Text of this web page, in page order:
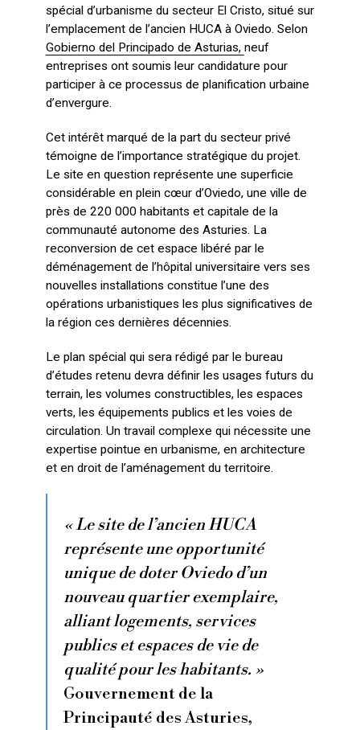
spécial d’urbanisme du secteur El Cristo, situé sur
l’emplacement de l’ancien HUCA à Oviedo. Selon
Gobierno del Principado de Asturias, neuf
entreprises ont soumis leur candidature pour
participer à ce processus de planification urbaine
d’envergure.
Cet intérêt marqué de la part du secteur privé
témoigne de l’importance stratégique du projet.
Le site en question représente une superficie
considérable en plein cœur d’Oviedo, une ville de
près de 220 000 habitants et capitale de la
communauté autonome des Asturies. La
reconversion de cet espace libéré par le
déménagement de l’hôpital universitaire vers ses
nouvelles installations constitue l’une des
opérations urbanistiques les plus significatives de
la région ces dernières décennies.
Le plan spécial qui sera rédigé par le bureau
d’études retenu devra définir les usages futurs du
terrain, les volumes constructibles, les espaces
verts, les équipements publics et les voies de
circulation. Un travail complexe qui nécessite une
expertise pointue en urbanisme, en architecture
et en droit de l’aménagement du territoire.
« Le site de l’ancien HUCA
représente une opportunité
unique de doter Oviedo d’un
nouveau quartier exemplaire,
alliant logements, services
publics et espaces de vie de
qualité pour les habitants. »
Gouvernement de la
Principauté des Asturies,